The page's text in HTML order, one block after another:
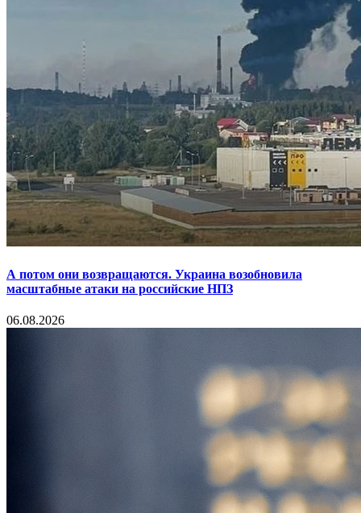
А потом они возвращаются. Украина возобновила
масштабные атаки на российские НПЗ
06.08.2026